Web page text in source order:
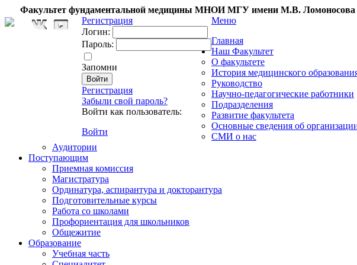
Факультет фундаментальной медицины МНОИ МГУ имени М.В. Ломоносова
Регистрация
Логин:
Пароль:
Запомни
Регистрация
Забыли свой пароль?
Войти как пользователь:
Войти
Меню
Главная
Наш Факультет
О факультете
История медицинского
Руководство
Научно-педагогические работники
Подразделения
Развитие факультета
Основные сведения об
СМИ о нас
Аудитории
Поступающим
Приемная комиссия
Магистратура
Ординатура, аспирантура и докторантура
Подготовительные курсы
Работа со школами
Профориентация для школьников
Общежитие
Образование
Учебная часть